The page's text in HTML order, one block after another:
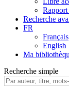
Rapport
Recherche
FR
Français
English
Ma
Recherche simple